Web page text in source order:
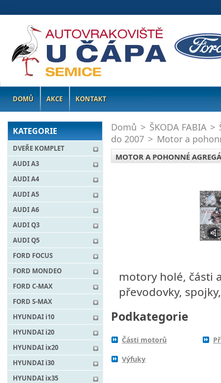
DOMŮ AKCE KONTAKT
KATEGORIE
DVEŘE KOMPLET
AUDI A3
AUDI A4
AUDI A5
AUDI A6
AUDI Q3
AUDI Q5
FORD FOCUS
FORD MONDEO
FORD C-MAX
FORD S-MAX
HYUNDAI i10
HYUNDAI i20
HYUNDAI ix20
HYUNDAI i30
HYUNDAI ix35
Domů > ŠKODA FABIA >
do 2007 > Motor a
MOTOR A POHONNÉ
motory holé, části
převodovky,
Podkategorie
Části motorů
Výfuky